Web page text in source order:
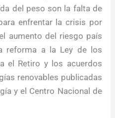
del peso son la falta de
enfrentar la crisis por
aumento del riesgo país
reforma a la Ley de los
el Retiro y los acuerdos
renovables publicadas
y el Centro Nacional de